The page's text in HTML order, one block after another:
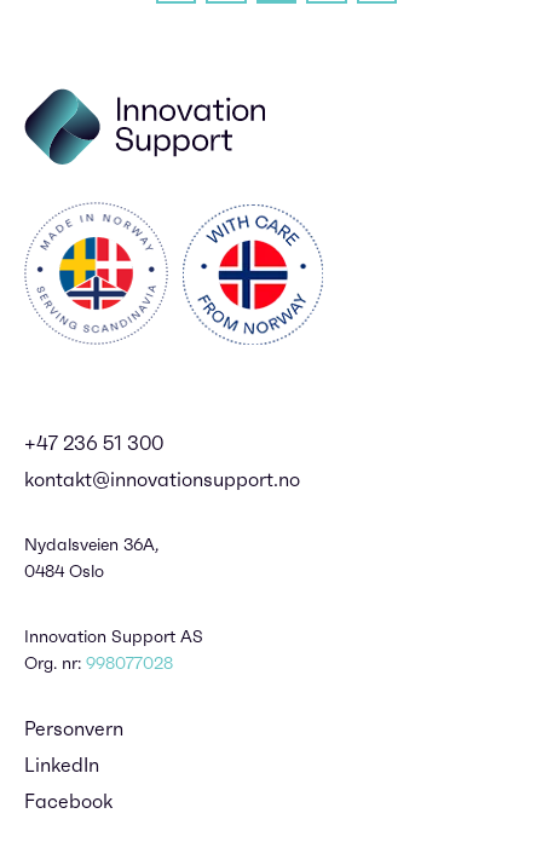
+47 236 51 300
kontakt@innovationsupport.no
Nydalsveien 36A,
0484 Oslo
Innovation Support AS
Org. nr: 998077028
Personvern
LinkedIn
Facebook